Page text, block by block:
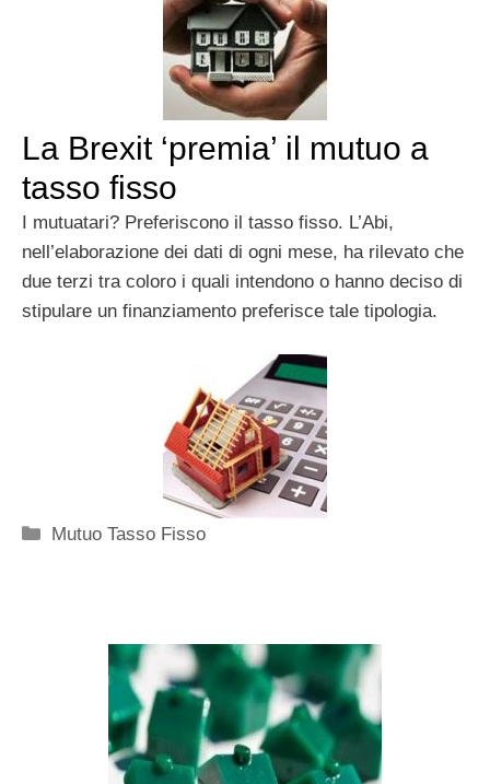
La Brexit ‘premia’ il mutuo a
tasso fisso
I mutuatari? Preferiscono il tasso fisso. L’Abi,
nell’elaborazione dei dati di ogni mese, ha rilevato che
due terzi tra coloro i quali intendono o hanno deciso di
stipulare un finanziamento preferisce tale tipologia.
Categorie
Mutuo Tasso Fisso